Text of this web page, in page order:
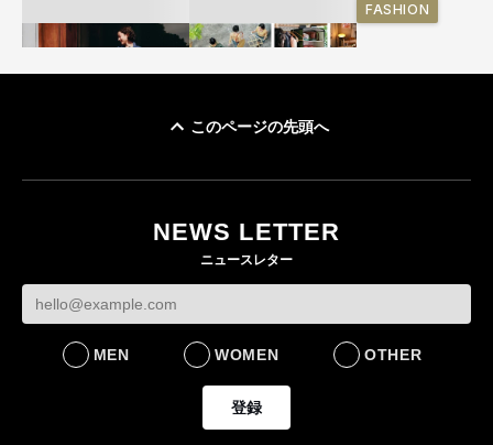
ケットなど7型を発売
FASHION
をラインナップ
LIFESTYLE
FASHION
このページの先頭へ
NEWS LETTER
ニュースレター
MEN WOMEN OTHER
登録